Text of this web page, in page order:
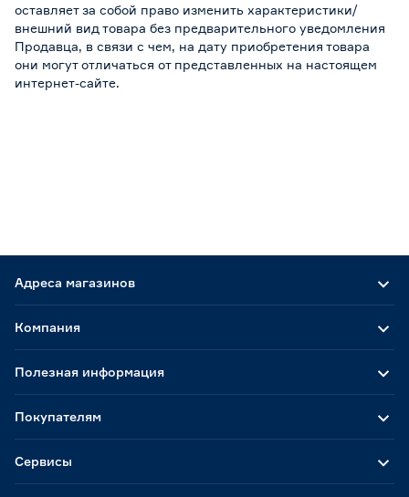
оставляет за собой право изменить характеристики/
внешний вид товара без предварительного уведомления
Продавца, в связи с чем, на дату приобретения товара
они могут отличаться от представленных на настоящем
интернет-сайте.
Адреса магазинов
Компания
Полезная информация
Покупателям
Сервисы